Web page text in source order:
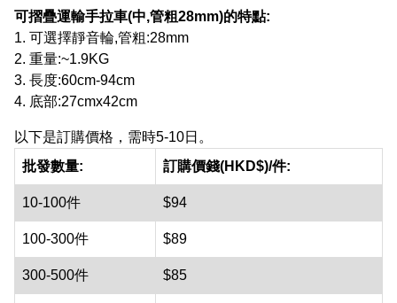
可摺疊運輸手拉車(中,管粗28mm)的特點:
1. 可選擇靜音輪,管粗:28mm
2. 重量:~1.9KG
3. 長度:60cm-94cm
4. 底部:27cmx42cm
以下是訂購價格，需時5-10日。
批發數量:
訂購價錢(HKD$)/件:
10-100件 $94
100-300件 $89
300-500件 $85